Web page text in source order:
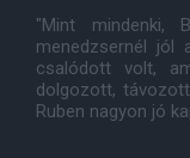
"Mint mindenki,
menedzsernél jól
csalódott volt,
dolgozott,
Ruben nagyon jó